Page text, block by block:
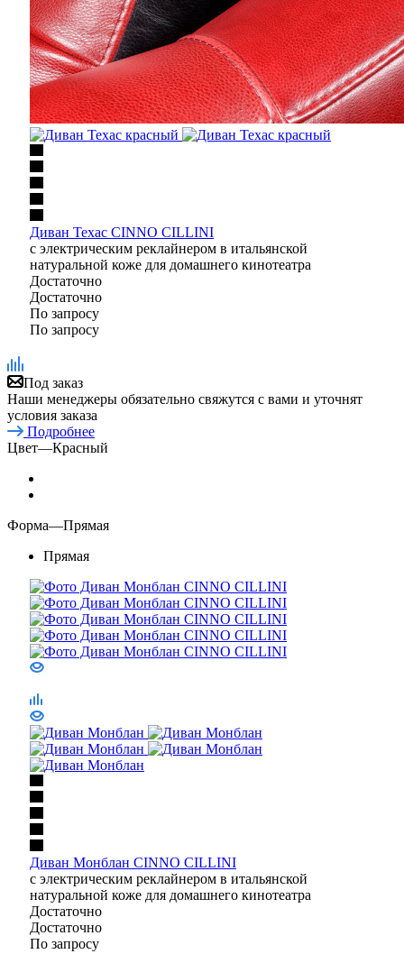
Диван Техас CINNO CILLINI
с электрическим реклайнером в итальянской
натуральной коже для домашнего кинотеатра
Достаточно
Достаточно
По запросу
По запросу
Под заказ
Наши менеджеры обязательно свяжутся с вами и уточнят
условия заказа
Подробнее
Цвет—Красный
Форма—Прямая
Прямая
Диван Монблан CINNO CILLINI
с электрическим реклайнером в итальянской
натуральной коже для домашнего кинотеатра
Достаточно
Достаточно
По запросу